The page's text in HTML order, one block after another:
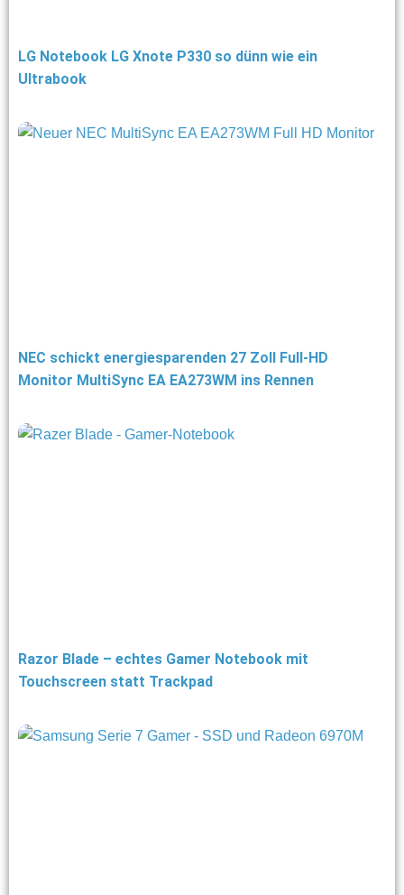
LG Notebook LG Xnote P330 so dünn wie ein
Ultrabook
NEC schickt energiesparenden 27 Zoll Full-HD
Monitor MultiSync EA EA273WM ins Rennen
Razor Blade – echtes Gamer Notebook mit
Touchscreen statt Trackpad